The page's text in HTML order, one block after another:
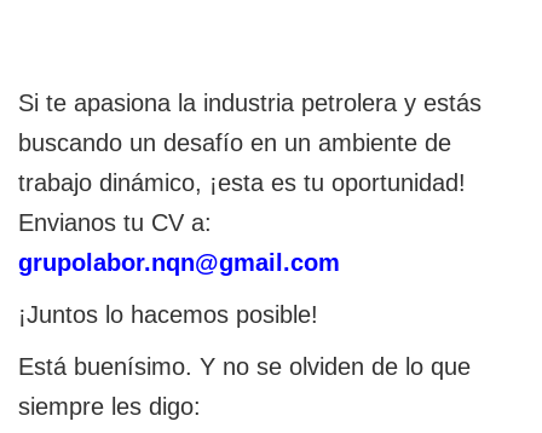
Si te apasiona la industria petrolera y estás
buscando un desafío en un ambiente de
trabajo dinámico, ¡esta es tu oportunidad!
Envianos tu CV a:
grupolabor.nqn@gmail.com
¡Juntos lo hacemos posible!
Está buenísimo. Y no se olviden de lo que
siempre les digo: